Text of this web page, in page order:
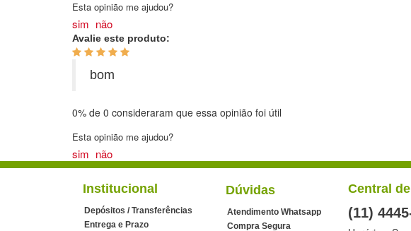
Esta opinião me ajudou?
sim não
Avalie este produto:
bom
0% de 0 consideraram que essa opinião foi útil
Esta opinião me ajudou?
sim não
Institucional
Depósitos / Transferências
Entrega e Prazo
Dúvidas
Atendimento Whatsapp
Compra Segura
Central
(11)